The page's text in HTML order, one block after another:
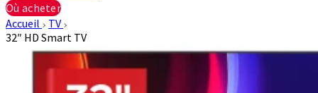
Où acheter
Accueil
TV
32″ HD Smart TV